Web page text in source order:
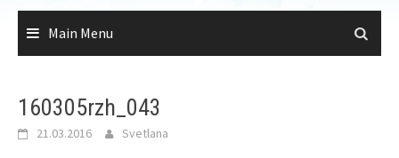
Main Menu
160305rzh_043
21.03.2016 Svetlana